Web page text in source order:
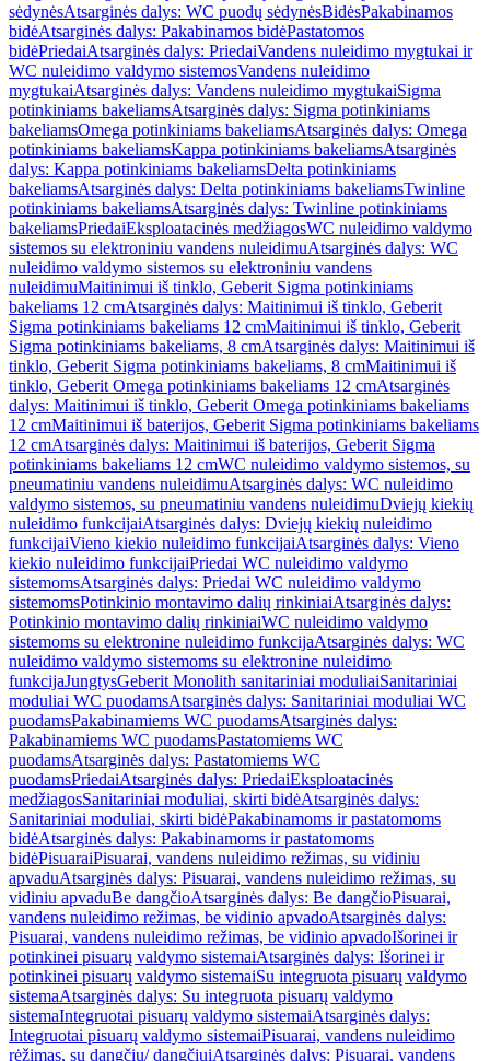
sėdynėsAtsarginės dalys: WC puodų sėdynėsBidėsPakabinamos
bidėAtsarginės dalys: Pakabinamos bidėPastatomos
bidėPriedaiAtsarginės dalys: PriedaiVandens nuleidimo mygtukai ir
WC nuleidimo valdymo sistemosVandens nuleidimo
mygtukaiAtsarginės dalys: Vandens nuleidimo mygtukaiSigma
potinkiniams bakeliamsAtsarginės dalys: Sigma potinkiniams
bakeliamsOmega potinkiniams bakeliamsAtsarginės dalys: Omega
potinkiniams bakeliamsKappa potinkiniams bakeliamsAtsarginės
dalys: Kappa potinkiniams bakeliamsDelta potinkiniams
bakeliamsAtsarginės dalys: Delta potinkiniams bakeliamsTwinline
potinkiniams bakeliamsAtsarginės dalys: Twinline potinkiniams
bakeliamsPriedaiEksploatacinės medžiagosWC nuleidimo valdymo
sistemos su elektroniniu vandens nuleidimuAtsarginės dalys: WC
nuleidimo valdymo sistemos su elektroniniu vandens
nuleidimuMaitinimui iš tinklo, Geberit Sigma potinkiniams
bakeliams 12 cmAtsarginės dalys: Maitinimui iš tinklo, Geberit
Sigma potinkiniams bakeliams 12 cmMaitinimui iš tinklo, Geberit
Sigma potinkiniams bakeliams, 8 cmAtsarginės dalys: Maitinimui iš
tinklo, Geberit Sigma potinkiniams bakeliams, 8 cmMaitinimui iš
tinklo, Geberit Omega potinkiniams bakeliams 12 cmAtsarginės
dalys: Maitinimui iš tinklo, Geberit Omega potinkiniams bakeliams
12 cmMaitinimui iš baterijos, Geberit Sigma potinkiniams bakeliams
12 cmAtsarginės dalys: Maitinimui iš baterijos, Geberit Sigma
potinkiniams bakeliams 12 cmWC nuleidimo valdymo sistemos, su
pneumatiniu vandens nuleidimuAtsarginės dalys: WC nuleidimo
valdymo sistemos, su pneumatiniu vandens nuleidimuDviejų kiekių
nuleidimo funkcijaiAtsarginės dalys: Dviejų kiekių nuleidimo
funkcijaiVieno kiekio nuleidimo funkcijaiAtsarginės dalys: Vieno
kiekio nuleidimo funkcijaiPriedai WC nuleidimo valdymo
sistemomsAtsarginės dalys: Priedai WC nuleidimo valdymo
sistemomsPotinkinio montavimo dalių rinkiniaiAtsarginės dalys:
Potinkinio montavimo dalių rinkiniaiWC nuleidimo valdymo
sistemoms su elektronine nuleidimo funkcijaAtsarginės dalys: WC
nuleidimo valdymo sistemoms su elektronine nuleidimo
funkcijaJungtysGeberit Monolith sanitariniai moduliaiSanitariniai
moduliai WC puodamsAtsarginės dalys: Sanitariniai moduliai WC
puodamsPakabinamiems WC puodamsAtsarginės dalys:
Pakabinamiems WC puodamsPastatomiems WC
puodamsAtsarginės dalys: Pastatomiems WC
puodamsPriedaiAtsarginės dalys: PriedaiEksploatacinės
medžiagosSanitariniai moduliai, skirti bidėAtsarginės dalys:
Sanitariniai moduliai, skirti bidėPakabinamoms ir pastatomoms
bidėAtsarginės dalys: Pakabinamoms ir pastatomoms
bidėPisuaraiPisuarai, vandens nuleidimo režimas, su vidiniu
apvaduAtsarginės dalys: Pisuarai, vandens nuleidimo režimas, su
vidiniu apvaduBe dangčioAtsarginės dalys: Be dangčioPisuarai,
vandens nuleidimo režimas, be vidinio apvadoAtsarginės dalys:
Pisuarai, vandens nuleidimo režimas, be vidinio apvadoIšorinei ir
potinkinei pisuarų valdymo sistemaiAtsarginės dalys: Išorinei ir
potinkinei pisuarų valdymo sistemaiSu integruota pisuarų valdymo
sistemaAtsarginės dalys: Su integruota pisuarų valdymo
sistemaIntegruotai pisuarų valdymo sistemaiAtsarginės dalys:
Integruotai pisuarų valdymo sistemaiPisuarai, vandens nuleidimo
rėžimas, su dangčiu/ dangčiuiAtsarginės dalys: Pisuarai, vandens